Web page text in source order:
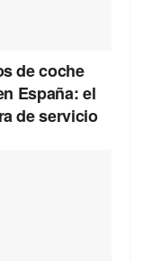
de coche
España: el
de servicio